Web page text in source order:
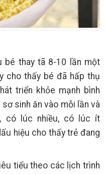
bé thay tã 8-10 lần một
cho thấy bé đã hấp thụ
triển khỏe mạnh bình
sinh ăn vào mỗi lần và
có lúc nhiều, có lúc ít
hiệu cho thấy trẻ đang
tiểu theo các lịch trình